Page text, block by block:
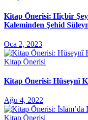
Kitap Önerisi: Hiçbir
Kaleminden Şehid
Oca 2, 2023
Kitap Önerisi
Kitap Önerisi: Hüseynî
Ağu 4, 2022
Kitap Önerisi